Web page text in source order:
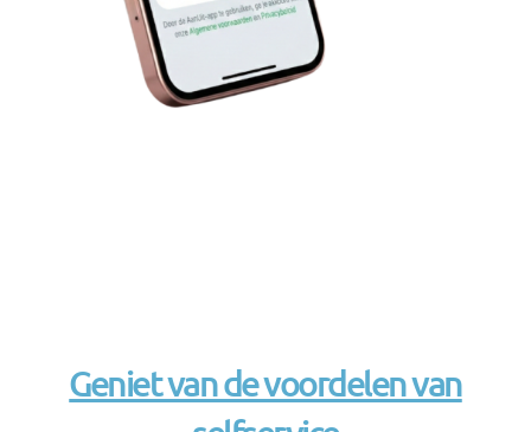
Geniet van de voordelen van